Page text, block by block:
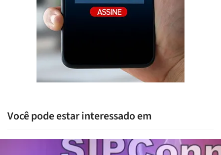
Você pode estar interessado em